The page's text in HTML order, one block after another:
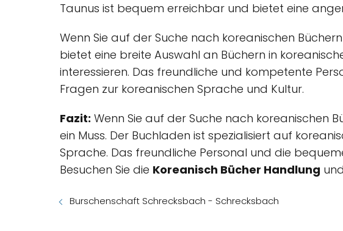
Taunus ist bequem erreichbar und bietet eine
Wenn Sie auf der Suche nach koreanischen
bietet eine breite Auswahl an Büchern in
interessieren. Das freundliche und kompetente
Fragen zur koreanischen Sprache und Kultur.
Fazit: Wenn Sie auf der Suche nach koreanischen
ein Muss. Der Buchladen ist spezialisiert auf
Sprache. Das freundliche Personal und die
Besuchen Sie die Koreanisch Bücher Handlung
Burschenschaft Schrecksbach - Schrecksbach